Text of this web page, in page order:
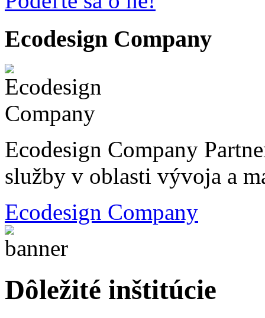
Ecodesign Company
Ecodesign Company
služby v oblasti vývoja a
Ecodesign Company
Dôležité inštitúcie